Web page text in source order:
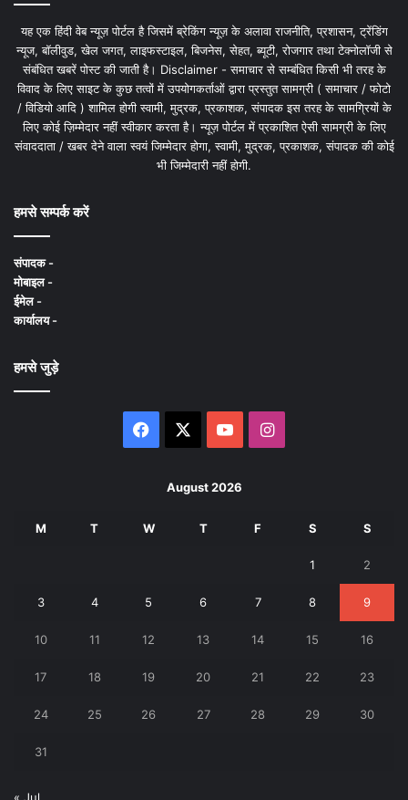
यह एक हिंदी वेब न्यूज़ पोर्टल है जिसमें ब्रेकिंग न्यूज़ के अलावा राजनीति, प्रशासन, ट्रेंडिंग
न्यूज, बॉलीवुड, खेल जगत, लाइफस्टाइल, बिजनेस, सेहत, ब्यूटी, रोजगार तथा टेक्नोलॉजी से
संबंधित खबरें पोस्ट की जाती है। Disclaimer - समाचार से सम्बंधित किसी भी तरह के
विवाद के लिए साइट के कुछ तत्वों में उपयोगकर्ताओं द्वारा प्रस्तुत सामग्री ( समाचार / फोटो
/ विडियो आदि ) शामिल होगी स्वामी, मुद्रक, प्रकाशक, संपादक इस तरह के सामग्रियों के
लिए कोई ज़िम्मेदार नहीं स्वीकार करता है। न्यूज़ पोर्टल में प्रकाशित ऐसी सामग्री के लिए
संवाददाता / खबर देने वाला स्वयं जिम्मेदार होगा, स्वामी, मुद्रक, प्रकाशक, संपादक की कोई
भी जिम्मेदारी नहीं होगी.
हमसे सम्पर्क करें
संपादक -
मोबाइल -
ईमेल -
कार्यालय -
हमसे जुड़े
Facebook YouTubeInstagram
August 2026
M T W T F S S
1 2
3 4 5 6 7 8 9
10 11 12 13 14 15 16
17 18 19 20 21 22 23
24 25 26 27 28 29 30
31